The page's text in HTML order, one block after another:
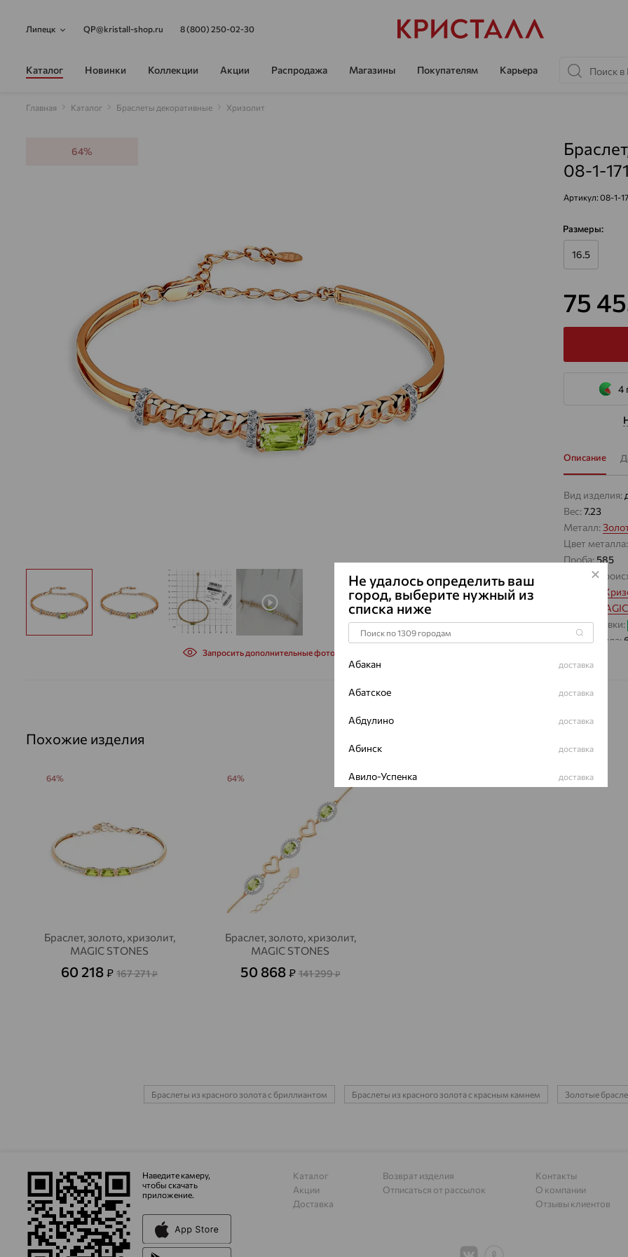
Липецк QP@kristall-shop.ru 8 (800) 250-02-30
Каталог Новинки Коллекции Акции Распродажа Магазины Покупателям Карьера
Главная Каталог Браслеты декоративные Хризолит
64%
Запросить дополнительные фото
08-1-
Артикул: 08-1-
Размеры:
16.5
75
4
Описание
Вид изделия:
Вес:7.23
Металл:
Цвет металла:
Проба:585
Страна
Цвет вставки:
Вес металла:
ВИД КАМНЯ
Похожие изделия
Браслет, золото, хризолит,
MAGIC STONES
60 218 ₽ 167 271₽
64%
Браслет, золото, хризолит,
MAGIC STONES
50 868 ₽ 141 299₽
64%
Браслеты из красного золота с бриллиантом Браслеты из красного золота с красным камнем Золотые
Наведите камеру,
чтобы скачать
приложение.
Каталог
Акции
Доставка
Возврат изделия
Отписаться от рассылок
Контакты
О компании
Отзывы клиентов
Не удалось определить ваш
город, выберите нужный из
списка ниже
Абакан доставка
Абатское доставка
Абдулино доставка
Абинск доставка
Авило-Успенка доставка
Адыгейск
Актюбинский, Азнакаевский район доставка
доставка